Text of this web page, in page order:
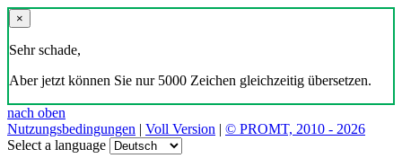
×
Sehr schade,
Aber jetzt können Sie nur 5000 Zeichen gleichzeitig übersetzen.
nach oben
Nutzungsbedingungen | Voll Version | © PROMT, 2010 - 2026
Select a language